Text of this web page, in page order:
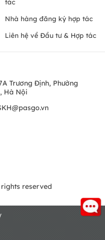
Nhà hàng đăng ký hợp tác
Liên hệ về Đầu tư & Hợp tác
Trương Định, Phường
Hà Nội
reserved